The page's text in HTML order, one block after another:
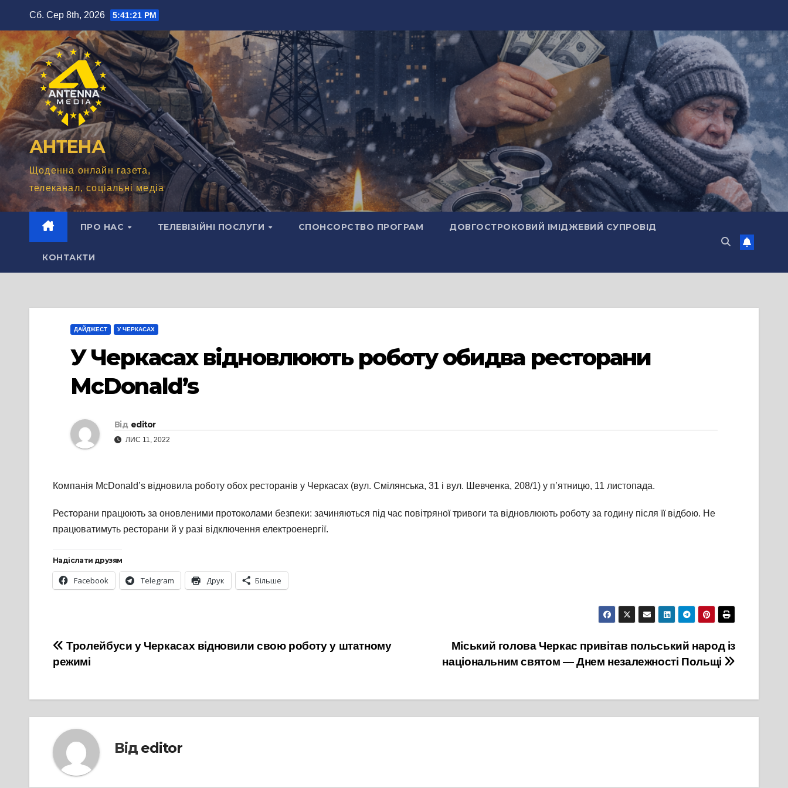
вмісту
Сб. Сер 8th, 2026 5:41:22 PM
АНТЕНА
Щоденна онлайн газета,
телеканал, соціальні медіа
ПРО НАС ТЕЛЕВІЗІЙНІ ПОСЛУГИ СПОНСОРСТВО ПРОГРАМ ДОВГОСТРОКОВИЙ ІМІДЖЕВИЙ СУПРОВІД
КОНТАКТИ
ДАЙДЖЕСТ У ЧЕРКАСАХ
У Черкасах відновлюють роботу обидва ресторани
McDonald’s
Від editor
ЛИС 11, 2022
Компанія McDonald’s відновила роботу обох ресторанів у Черкасах (вул. Смілянська, 31 і вул. Шевченка, 208/1) у п’ятницю, 11 листопада.
Ресторани працюють за оновленими протоколами безпеки: зачиняються під час повітряної тривоги та відновлюють роботу за годину після її відбою. Не
працюватимуть ресторани й у разі відключення електроенергії.
Надіслати друзям
Facebook Telegram Друк Більше
Навігація
записів
Міський голова Черкас привітав польський народ із
національним святом — Днем незалежності Польщі
Тролейбуси у Черкасах відновили свою роботу у штатному
режимі
Від editor